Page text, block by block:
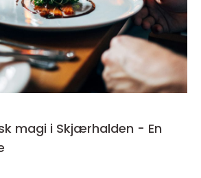
magi i Skjærhalden - En